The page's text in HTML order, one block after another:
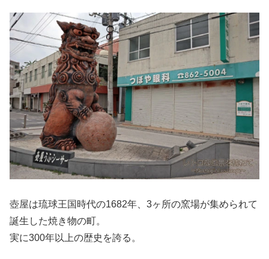
壺屋は琉球王国時代の1682年、3ヶ所の窯場が集められて
誕生した焼き物の町。
実に300年以上の歴史を誇る。